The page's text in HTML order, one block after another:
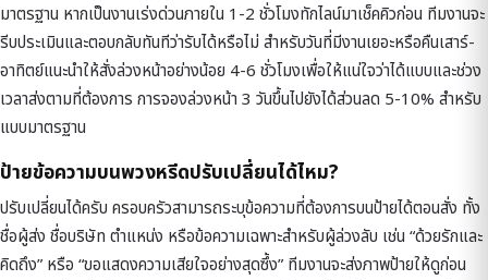
มาตรฐาน หากเป็นงานเร่งด่วนภายใน 1-2 ชั่วโมงทักไลน์มาเช็คคิวก่อน ทีมงานจะ
รีบประเมินและตอบกลับทันทีว่ารับได้หรือไม่ สำหรับวันที่มีงานเยอะหรือคืนเสาร์-
อาทิตย์แนะนำให้สั่งล่วงหน้าอย่างน้อย 4-6 ชั่วโมงเพื่อให้แน่ใจว่าได้แบบและช่วง
เวลาส่งตามที่ต้องการ การจองล่วงหน้า 3 วันขึ้นไปยังได้ส่วนลด 5-10% สำหรับ
แบบมาตรฐาน
ป้ายข้อความบนพวงหรีดปรับเปลี่ยนได้ไหม?
ปรับเปลี่ยนได้ครับ ครอบครัวสามารถระบุข้อความที่ต้องการบนป้ายได้ตอนสั่ง ทั้ง
ชื่อผู้ส่ง ชื่อบริษัท ตำแหน่ง หรือข้อความเฉพาะสำหรับผู้ล่วงลับ เช่น “ด้วยรักและ
คิดถึง” หรือ “ขอแสดงความเสียใจอย่างสุดซึ้ง” ทีมงานจะส่งภาพป้ายให้ดูก่อน